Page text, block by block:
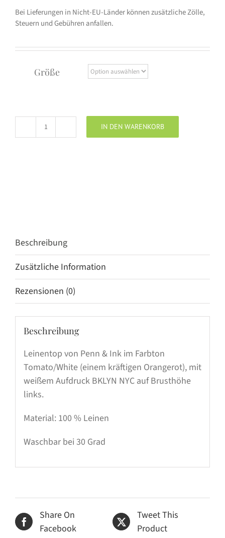
Bei Lieferungen in Nicht-EU-Länder können zusätzliche Zölle,
Steuern und Gebühren anfallen.
Größe
Penn
IN DEN WARENKORB
Beschreibung
Zusätzliche Information
Rezensionen (0)
Beschreibung
Leinentop von Penn & Ink im Farbton
Tomato/White (einem kräftigen Orangerot), mit
weißem Aufdruck BKLYN NYC auf Brusthöhe
links.
Material: 100 % Leinen
Waschbar bei 30 Grad
Share On
Facebook
Tweet This
Product